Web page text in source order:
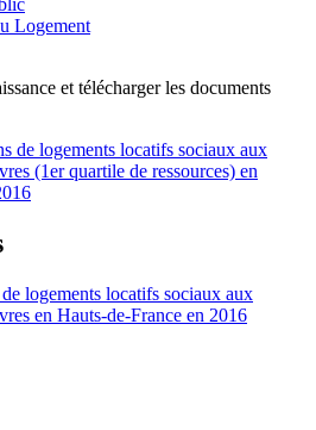
Logement
et télécharger les documents
de logements locatifs sociaux aux
(1er quartile de ressources) en
logements locatifs sociaux aux
en Hauts-de-France en 2016